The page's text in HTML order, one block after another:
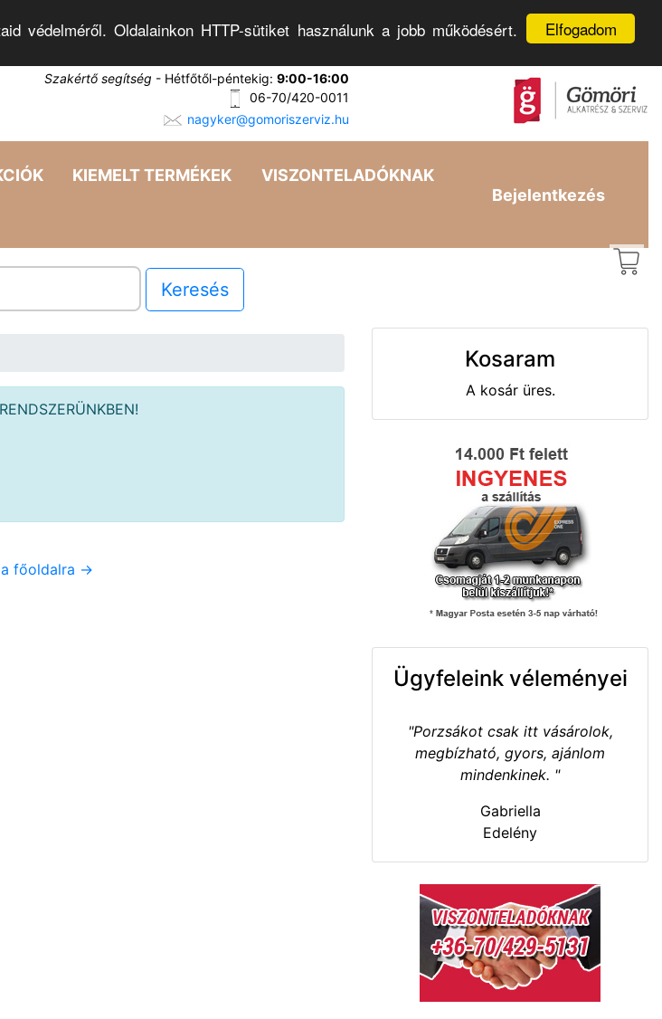
Elfogadom
védelméről. Oldalainkon HTTP-sütiket használunk a jobb működésért.
Szakértő segítség - Hétfőtől-péntekig: 9:00-16:00
06-70/420-0011
nagyker@gomoriszerviz.hu
KIEMELT TERMÉKEK VISZONTELADÓKNAK
Bejelentkezés
Keresés
főoldalra ->
Kosaram
A kosár üres.
Ügyfeleink véleményei
"Porzsákot csak itt vásárolok,
megbízható, gyors, ajánlom
mindenkinek. "
Gabriella
Edelény